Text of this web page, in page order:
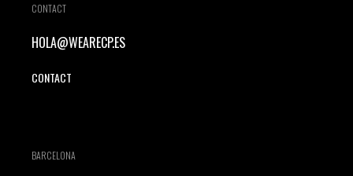
CONTACT
HOLA@WEARECP.ES
CONTACT
BARCELONA